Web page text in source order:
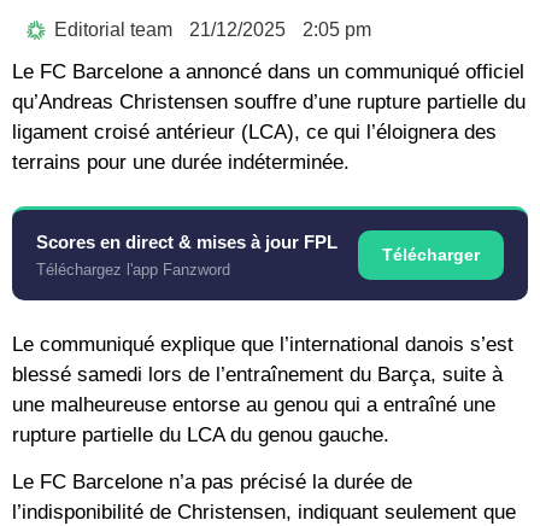
Editorial team 21/12/2025 2:05 pm
Le FC Barcelone a annoncé dans un communiqué officiel
qu’Andreas Christensen souffre d’une rupture partielle du
ligament croisé antérieur (LCA), ce qui l’éloignera des
terrains pour une durée indéterminée.
Scores en direct & mises à jour FPL
Téléchargez l'app Fanzword
Télécharger
Le communiqué explique que l’international danois s’est
blessé samedi lors de l’entraînement du Barça, suite à
une malheureuse entorse au genou qui a entraîné une
rupture partielle du LCA du genou gauche.
Le FC Barcelone n’a pas précisé la durée de
l’indisponibilité de Christensen, indiquant seulement que